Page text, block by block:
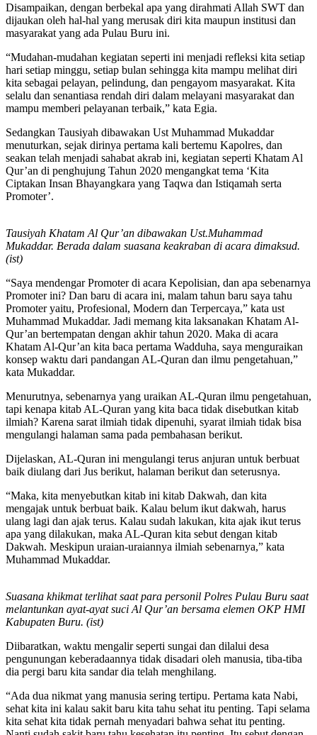
Disampaikan, dengan berbekal apa yang dirahmati Allah SWT dan
dijaukan oleh hal-hal yang merusak diri kita maupun institusi dan
masyarakat yang ada Pulau Buru ini.
“Mudahan-mudahan kegiatan seperti ini menjadi refleksi kita setiap
hari setiap minggu, setiap bulan sehingga kita mampu melihat diri
kita sebagai pelayan, pelindung, dan pengayom masyarakat. Kita
selalu dan senantiasa rendah diri dalam melayani masyarakat dan
mampu memberi pelayanan terbaik,” kata Egia.
Sedangkan Tausiyah dibawakan Ust Muhammad Mukaddar
menuturkan, sejak dirinya pertama kali bertemu Kapolres, dan
seakan telah menjadi sahabat akrab ini, kegiatan seperti Khatam Al
Qur’an di penghujung Tahun 2020 mengangkat tema ‘Kita
Ciptakan Insan Bhayangkara yang Taqwa dan Istiqamah serta
Promoter’.
Tausiyah Khatam Al Qur’an dibawakan Ust.Muhammad
Mukaddar. Berada dalam suasana keakraban di acara dimaksud.
(ist)
“Saya mendengar Promoter di acara Kepolisian, dan apa sebenarnya
Promoter ini? Dan baru di acara ini, malam tahun baru saya tahu
Promoter yaitu, Profesional, Modern dan Terpercaya,” kata ust
Muhammad Mukaddar. Jadi memang kita laksanakan Khatam Al-
Qur’an bertempatan dengan akhir tahun 2020. Maka di acara
Khatam Al-Qur’an kita baca pertama Wadduha, saya menguraikan
konsep waktu dari pandangan AL-Quran dan ilmu pengetahuan,”
kata Mukaddar.
Menurutnya, sebenarnya yang uraikan AL-Quran ilmu pengetahuan,
tapi kenapa kitab AL-Quran yang kita baca tidak disebutkan kitab
ilmiah? Karena sarat ilmiah tidak dipenuhi, syarat ilmiah tidak bisa
mengulangi halaman sama pada pembahasan berikut.
Dijelaskan, AL-Quran ini mengulangi terus anjuran untuk berbuat
baik diulang dari Jus berikut, halaman berikut dan seterusnya.
“Maka, kita menyebutkan kitab ini kitab Dakwah, dan kita
mengajak untuk berbuat baik. Kalau belum ikut dakwah, harus
ulang lagi dan ajak terus. Kalau sudah lakukan, kita ajak ikut terus
apa yang dilakukan, maka AL-Quran kita sebut dengan kitab
Dakwah. Meskipun uraian-uraiannya ilmiah sebenarnya,” kata
Muhammad Mukaddar.
Suasana khikmat terlihat saat para personil Polres Pulau Buru saat
melantunkan ayat-ayat suci Al Qur’an bersama elemen OKP HMI
Kabupaten Buru. (ist)
Diibaratkan, waktu mengalir seperti sungai dan dilalui desa
pengunungan keberadaannya tidak disadari oleh manusia, tiba-tiba
dia pergi baru kita sandar dia telah menghilang.
“Ada dua nikmat yang manusia sering tertipu. Pertama kata Nabi,
sehat kita ini kalau sakit baru kita tahu sehat itu penting. Tapi selama
kita sehat kita tidak pernah menyadari bahwa sehat itu penting.